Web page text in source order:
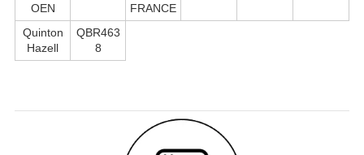
OEN
FRANCE
Quinton
Hazell
QBR463
8